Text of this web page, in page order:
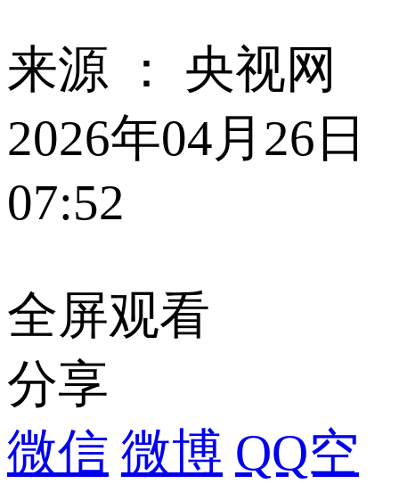
来源 ： 央视网
2026年04月26日
07:52
全屏观看
分享
微信 微博 QQ空